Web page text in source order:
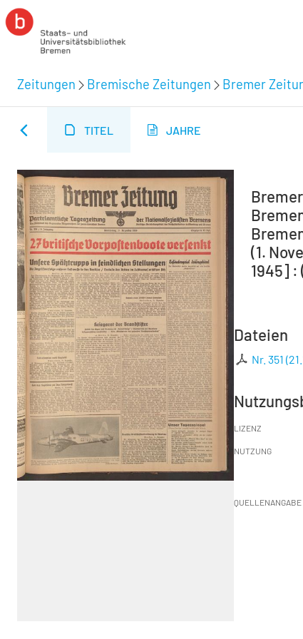
Zeitungen Bremische Zeitungen Bremer
TITEL JAHRE
(1.
1945] :
Dateien
Nr. 351
LIZENZ
NUTZUNG
QUELLENANGABE